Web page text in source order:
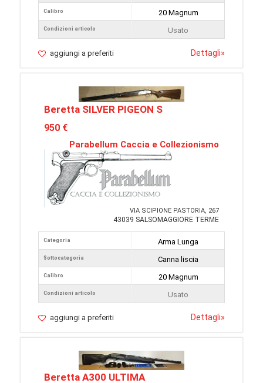
Calibro
Condizioni articolo
20 Magnum
Usato
aggiungi a preferiti Dettagli»
Beretta SILVER PIGEON S
950 €
Parabellum Caccia e Collezionismo
VIA SCIPIONE PASTORIA, 267
43039 SALSOMAGGIORE TERME
Categoria
Sottocategoria
Calibro
Condizioni articolo
Arma Lunga
Canna liscia
20 Magnum
Usato
aggiungi a preferiti Dettagli»
Beretta A300 ULTIMA